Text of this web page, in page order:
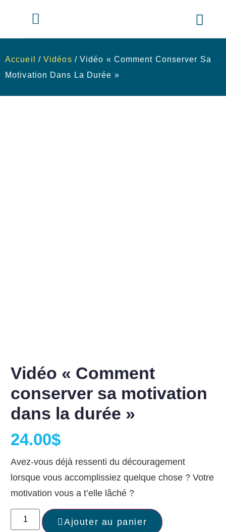
Accueil /Vidéos / Vidéo « Comment Conserver Sa
Motivation Dans La Durée »
Vidéo « Comment
conserver sa motivation
dans la durée »
24.00$
Avez-vous déjà ressenti du découragement
lorsque vous accomplissiez quelque chose ? Votre
motivation vous a t’elle lâché ?
Ajouter au panier